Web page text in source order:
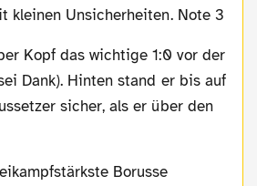
kleinen Unsicherheiten. Note 3
Kopf das wichtige 1:0 vor der
Dank). Hinten stand er bis auf
sicher, als er über den
Borusse